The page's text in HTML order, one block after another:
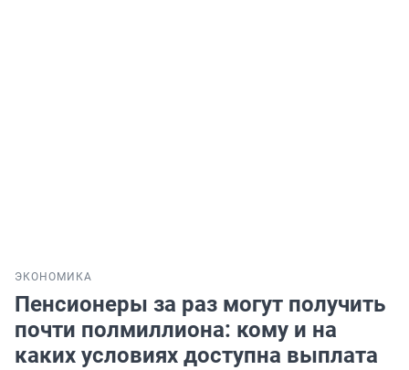
ЭКОНОМИКА
Пенсионеры за раз могут получить
почти полмиллиона: кому и на
каких условиях доступна выплата